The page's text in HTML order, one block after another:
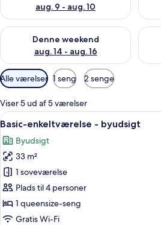
aug. 9 - aug. 10
Denne weekend
aug. 14 - aug. 16
Tjek tilgængelighed for denne Tjek
Tilgængelige
filtre
for
værelser
Alle værelser 1 seng 2 senge
Viser 5 ud af 5 værelser
Indlæs
alle
billeder
af
Basic-
enkeltværelse
-
byudsigt
Et
7
Basic-enkeltværelse - byudsigt
Byudsigt
33 m²
1 soveværelse
Plads til 4 personer
1 queensize-seng
Gratis Wi-Fi